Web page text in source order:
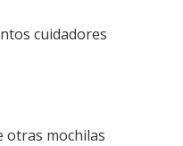
cuidadores
otras mochilas